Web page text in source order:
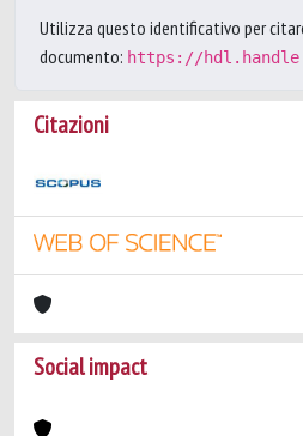
Utilizza questo identificativo per
documento: https://
Citazioni
Social impact